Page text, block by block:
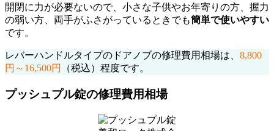
開閉に力が必要ないので、小さな子供やお年寄りの方、握力
の弱い方、両手がふさがっているときでも簡単で使いやすい
です。
レバーハンドルタイプのドアノブの修理費用相場は、 8,800
円～16,500円
（税込）程度です。
プッシュプル錠の修理費用相場